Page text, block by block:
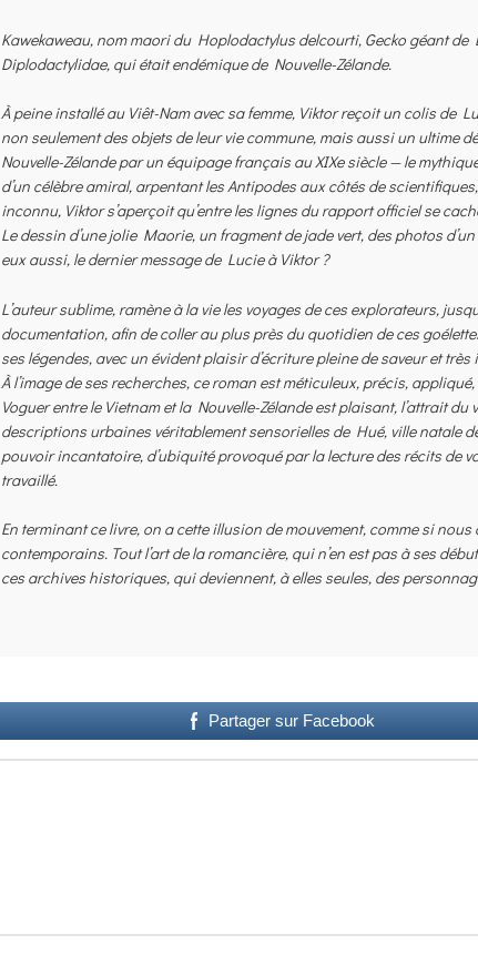
Kawekaweau, nom maori du Hoplodactylus delcourti, Gecko géant de
Diplodactylidae, qui était endémique de Nouvelle-Zélande.
À peine installé au Viêt-Nam avec sa femme, Viktor reçoit un colis de
non seulement des objets de leur vie commune, mais aussi un ultime
Nouvelle-Zélande par un équipage français au XIXe siècle — le
d’un célèbre amiral, arpentant les Antipodes aux côtés de
inconnu, Viktor s’aperçoit qu’entre les lignes du rapport officiel se
Le dessin d’une jolie Maorie, un fragment de jade vert, des photos
eux aussi, le dernier message de Lucie à Viktor ?
L’auteur sublime, ramène à la vie les voyages de ces explorateurs,
documentation, afin de coller au plus près du quotidien de ces
ses légendes, avec un évident plaisir d’écriture pleine de saveur et très
À l’image de ses recherches, ce roman est méticuleux, précis,
Voguer entre le Vietnam et la Nouvelle-Zélande est plaisant, l’attrait
descriptions urbaines véritablement sensorielles de Hué, ville natale
pouvoir incantatoire, d’ubiquité provoqué par la lecture des récits de
travaillé.
En terminant ce livre, on a cette illusion de mouvement, comme si
contemporains. Tout l’art de la romancière, qui n’en est pas à ses
ces archives historiques, qui deviennent, à elles seules, des
Partager sur Facebook